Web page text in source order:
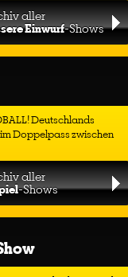
aller
Einwurf-Shows
Deutschlands
Doppelpass zwischen
aller
-Shows